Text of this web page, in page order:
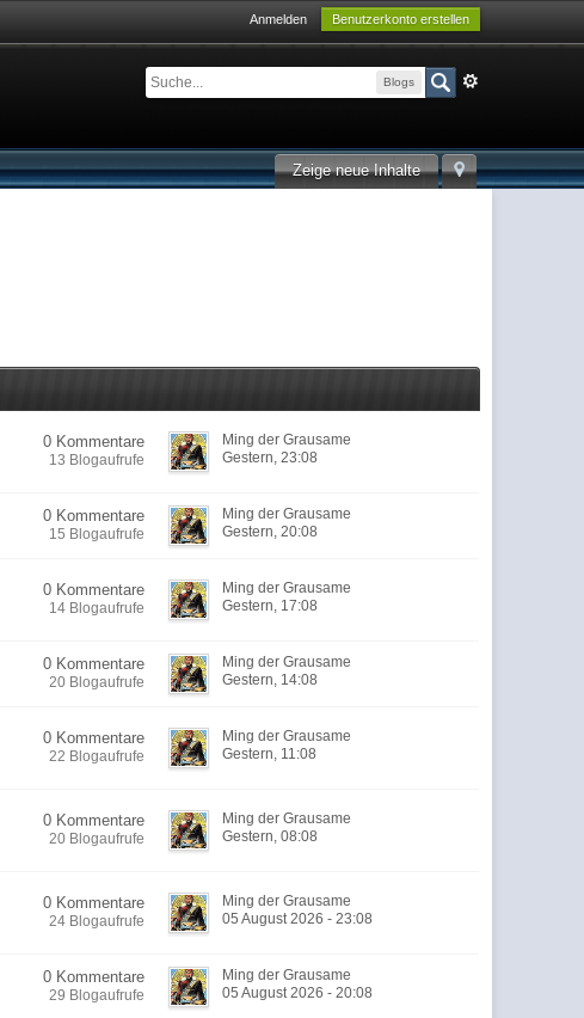
Anmelden Benutzerkonto erstellen
Blogs
Zeige neue Inhalte
0 Kommentare
13 Blogaufrufe
Ming der Grausame
Gestern, 23:08
0 Kommentare
15 Blogaufrufe
Ming der Grausame
Gestern, 20:08
0 Kommentare
14 Blogaufrufe
Ming der Grausame
Gestern, 17:08
0 Kommentare
20 Blogaufrufe
Ming der Grausame
Gestern, 14:08
0 Kommentare
22 Blogaufrufe
Ming der Grausame
Gestern, 11:08
0 Kommentare
20 Blogaufrufe
Ming der Grausame
Gestern, 08:08
0 Kommentare
24 Blogaufrufe
Ming der Grausame
05 August 2026 - 23:08
0 Kommentare
29 Blogaufrufe
Ming der Grausame
05 August 2026 - 20:08